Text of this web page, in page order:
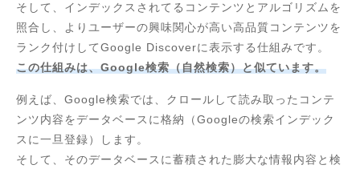
そして、インデックスされてるコンテンツとアルゴリズムを
照合し、よりユーザーの興味関心が高い高品質コンテンツを
ランク付けしてGoogle Discoverに表示する仕組みです。
この仕組みは、Google検索（自然検索）と似ています。
例えば、Google検索では、クロールして読み取ったコンテ
ンツ内容をデータベースに格納（Googleの検索インデック
スに一旦登録）します。
そして、そのデータベースに蓄積された膨大な情報内容と検